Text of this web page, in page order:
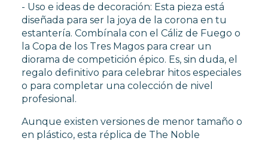
- Uso e ideas de decoración: Esta pieza está
diseñada para ser la joya de la corona en tu
estantería. Combínala con el Cáliz de Fuego o
la Copa de los Tres Magos para crear un
diorama de competición épico. Es, sin duda, el
regalo definitivo para celebrar hitos especiales
o para completar una colección de nivel
profesional.
Aunque existen versiones de menor tamaño o
en plástico, esta réplica de The Noble